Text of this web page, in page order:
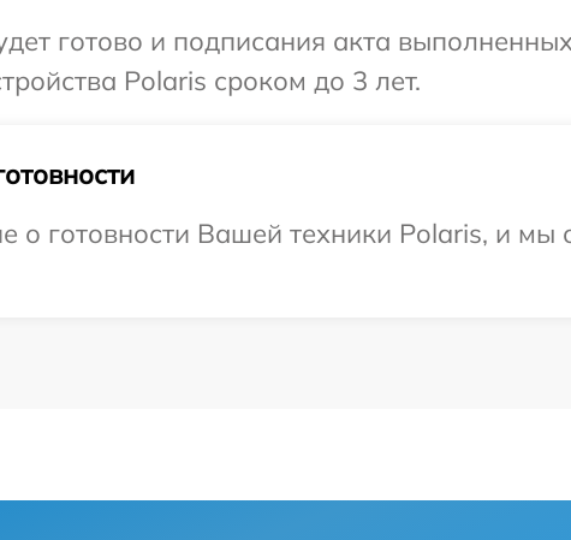
готово и подписания акта
Polaris сроком до 3 лет.
о готовности Вашей техники Polaris, и мы